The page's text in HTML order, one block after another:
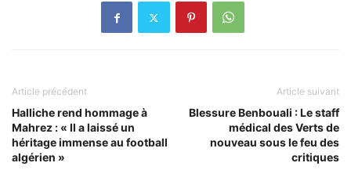
Article précédent
Halliche rend hommage à
Mahrez : « Il a laissé un
héritage immense au football
algérien »
Article suivant
Blessure Benbouali : Le staff
médical des Verts de
nouveau sous le feu des
critiques